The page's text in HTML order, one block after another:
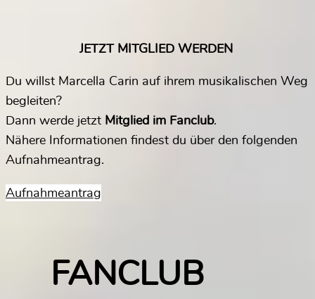
JETZT MITGLIED WERDEN
Du willst Marcella Carin auf ihrem musikalischen Weg
begleiten?
Dann werde jetzt Mitglied im Fanclub.
Nähere Informationen findest du über den folgenden
Aufnahmeantrag.
Aufnahmeantrag
FANCLUB